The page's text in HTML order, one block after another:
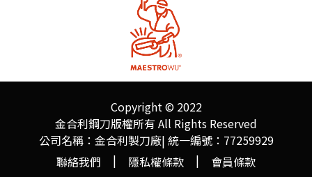
Copyright © 2022
金合利鋼刀版權所有 All Rights Reserved
公司名稱：金合利製刀廠| 統一編號：77259929
聯絡我們
| 隱私權條款 | 會員條款